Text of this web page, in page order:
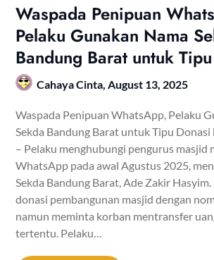
Waspada Penipuan
Pelaku Gunakan Nama
Bandung Barat untuk
Cahaya Cinta, August 13, 2025
Waspada Penipuan WhatsApp, Pelaku
Sekda Bandung Barat untuk Tipu
– Pelaku menghubungi pengurus masjid
WhatsApp pada awal Agustus 2025,
Sekda Bandung Barat, Ade Zakir
donasi pembangunan masjid dengan
namun meminta korban mentransfer
tertentu. Pelaku…